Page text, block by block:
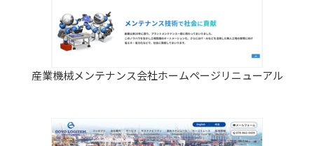
産業機械メンテナンス会社ホームページリニューアル